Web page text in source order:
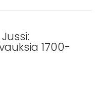
1700-